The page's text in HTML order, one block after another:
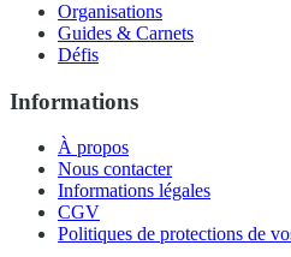
Organisations
Guides & Carnets
Défis
Informations
À propos
Nous contacter
Informations légales
CGV
Politiques de protections de